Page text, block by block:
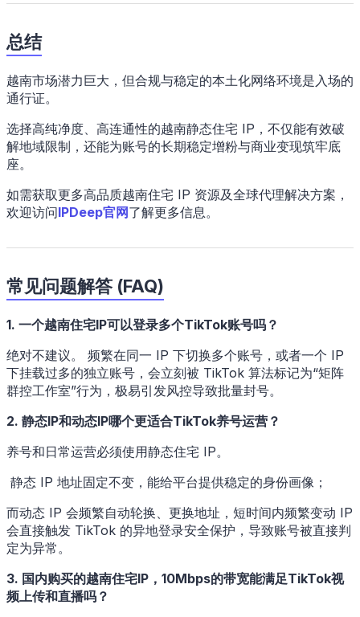
总结
越南市场潜力巨大，但合规与稳定的本土化网络环境是入场的
通行证。
选择高纯净度、高连通性的越南静态住宅 IP，不仅能有效破
解地域限制，还能为账号的长期稳定增粉与商业变现筑牢底
座。
如需获取更多高品质越南住宅 IP 资源及全球代理解决方案，
欢迎访问IPDeep官网了解更多信息。
常见问题解答 (FAQ)
1. 一个越南住宅IP可以登录多个TikTok账号吗？
绝对不建议。 频繁在同一 IP 下切换多个账号，或者一个 IP
下挂载过多的独立账号，会立刻被 TikTok 算法标记为“矩阵
群控工作室”行为，极易引发风控导致批量封号。
2. 静态IP和动态IP哪个更适合TikTok养号运营？
养号和日常运营必须使用静态住宅 IP。
静态 IP 地址固定不变，能给平台提供稳定的身份画像；
而动态 IP 会频繁自动轮换、更换地址，短时间内频繁变动 IP
会直接触发 TikTok 的异地登录安全保护，导致账号被直接判
定为异常。
3. 国内购买的越南住宅IP，10Mbps的带宽能满足TikTok视
频上传和直播吗？